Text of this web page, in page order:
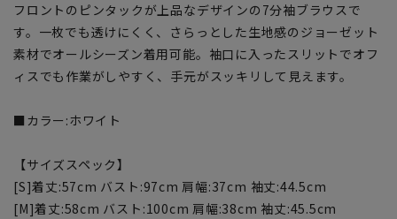
フロントのピンタックが上品なデザインの7分袖ブラウスで
す。一枚でも透けにくく、さらっとした生地感のジョーゼット
素材でオールシーズン着用可能。袖口に入ったスリットでオフ
ィスでも作業がしやすく、手元がスッキリして見えます。
■カラー:ホワイト
【サイズスペック】
[S]着丈:57cm バスト:97cm 肩幅:37cm 袖丈:44.5cm
[M]着丈:58cm バスト:100cm 肩幅:38cm 袖丈:45.5cm